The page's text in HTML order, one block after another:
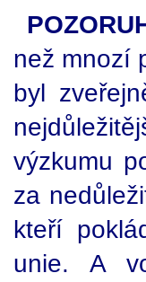
než mnozí
byl
výzkumu
za
kteří
unie. A